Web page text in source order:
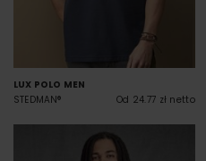
LUX POLO MEN
STEDMAN®
Od 24.77 zł netto